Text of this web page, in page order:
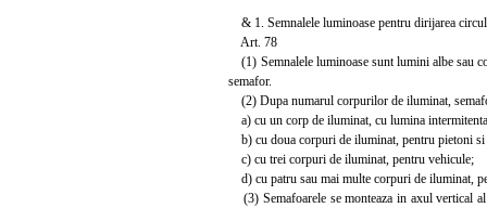
& 1. Semnalele luminoase pentru dirijarea
Art. 78
(1) Semnalele luminoase sunt lumini albe sau
semafor.
(2) Dupa numarul corpurilor de iluminat,
a) cu un corp de iluminat, cu lumina
b) cu doua corpuri de iluminat, pentru pietoni
c) cu trei corpuri de iluminat, pentru vehicule;
d) cu patru sau mai multe corpuri de iluminat,
(3) Semafoarele se monteaza in axul vertical